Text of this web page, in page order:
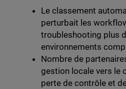
Le classement
perturbait les
troubleshooting plus
environnements
Nombre de
gestion locale vers le
perte de contrôle et